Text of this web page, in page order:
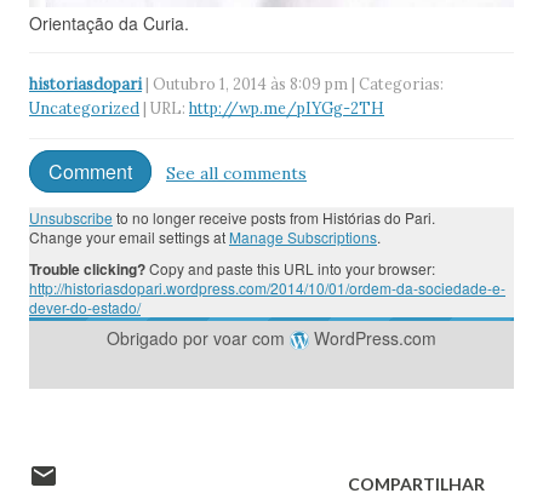
Orientação da Curia.
historiasdopari| Outubro 1, 2014 às 8:09 pm | Categorias:
Uncategorized| URL: http://wp.me/pIYGg-2TH
Comment See all comments
Unsubscribe to no longer receive posts from Histórias do Pari.
Change your email settings at Manage Subscriptions.
Trouble clicking?Copy and paste this URL into your browser:
http://historiasdopari.wordpress.com/2014/10/01/ordem-da-sociedade-e-
dever-do-estado/
Obrigado por voar com WordPress.com
COMPARTILHAR